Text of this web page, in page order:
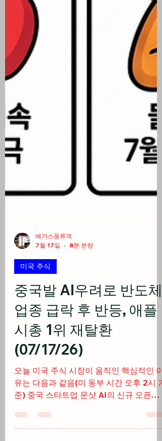
7월 17일
8분 분량
미국 주식
중국발 AI우려로 반도체
업종 급락 후 반등, 애플
시총 1위 재탈환
(07/17/26)
오늘 미국 주식 시장이 움직인 핵심적인 이
유는 다음과 같음(미 동부 시간 오후 2시 기